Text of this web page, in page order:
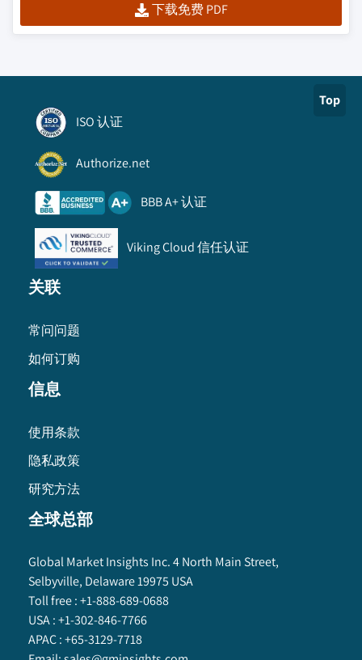
下载免费 PDF
Top
ISO 认证
Authorize.net
BBB A+ 认证
Viking Cloud 信任认证
关联
常问问题
如何订购
信息
使用条款
隐私政策
研究方法
全球总部
Global Market Insights Inc. 4 North Main Street,
Selbyville, Delaware 19975 USA
Toll free :+1-888-689-0688
USA :+1-302-846-7766
APAC :+65-3129-7718